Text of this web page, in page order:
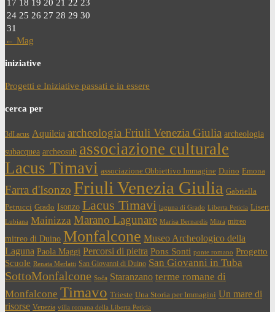
17 18 19 20 21 22 23
24 25 26 27 28 29 30
31
← Mag
iniziative
Progetti e Iniziative passati e in essere
cerca per
3dLacus Aquileia archeologia Friuli Venezia Giulia archeologia
subacquea archeosub associazione culturale
Lacus Timavi associazione Obbiettivo Immagine Duino Emona
Farra d'Isonzo Friuli Venezia Giulia Gabriella
Petrucci Grado Isonzo Lacus Timavi laguna di Grado Liberta Peticia Lisert
Lubiana Mainizza Marano Lagunare Marisa Bernardis Mitra mitreo
mitreo di Duino Monfalcone Museo Archeologico della
Laguna Paola Maggi Percorsi di pietra Pons Sonti ponte romano Progetto
Scuole Renata Merlatti San Giovanni di Duino San Giovanni in Tuba
SottoMonfalcone Soča Staranzano terme romane di
Monfalcone Timavo Trieste Una Storia per Immagini Un mare di
risorse Venezia villa romana della Liberta Peticia